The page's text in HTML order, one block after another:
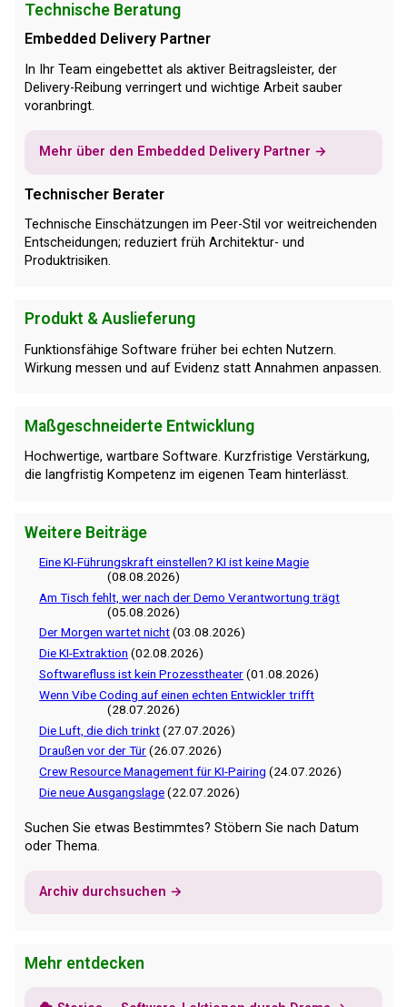
Technische Beratung
Embedded Delivery Partner
In Ihr Team eingebettet als aktiver Beitragsleister, der
Delivery-Reibung verringert und wichtige Arbeit sauber
voranbringt.
Mehr über den Embedded Delivery Partner →
Technischer Berater
Technische Einschätzungen im Peer-Stil vor weitreichenden
Entscheidungen; reduziert früh Architektur- und
Produktrisiken.
Produkt & Auslieferung
Funktionsfähige Software früher bei echten Nutzern.
Wirkung messen und auf Evidenz statt Annahmen anpassen.
Maßgeschneiderte Entwicklung
Hochwertige, wartbare Software. Kurzfristige Verstärkung,
die langfristig Kompetenz im eigenen Team hinterlässt.
Weitere Beiträge
Eine KI-Führungskraft einstellen? KI ist keine Magie
(08.08.2026)
Am Tisch fehlt, wer nach der Demo Verantwortung trägt
(05.08.2026)
Der Morgen wartet nicht(03.08.2026)
Die KI-Extraktion (02.08.2026)
Softwarefluss ist kein Prozesstheater(01.08.2026)
Wenn Vibe Coding auf einen echten Entwickler trifft
(28.07.2026)
Die Luft, die dich trinkt(27.07.2026)
Draußen vor der Tür(26.07.2026)
Crew Resource Management für KI-Pairing (24.07.2026)
Die neue Ausgangslage(22.07.2026)
Suchen Sie etwas Bestimmtes? Stöbern Sie nach Datum
oder Thema.
Archiv durchsuchen →
Mehr entdecken